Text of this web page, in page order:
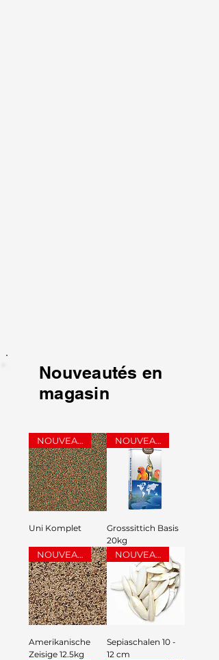
Nouveautés en
magasin
NOUVEAU
Uni Komplet
NOUVEAU
Grosssittich Basis
20kg
NOUVEAU
Amerikanische
Zeisige 12.5kg
NOUVEAU
Sepiaschalen 10 -
12 cm